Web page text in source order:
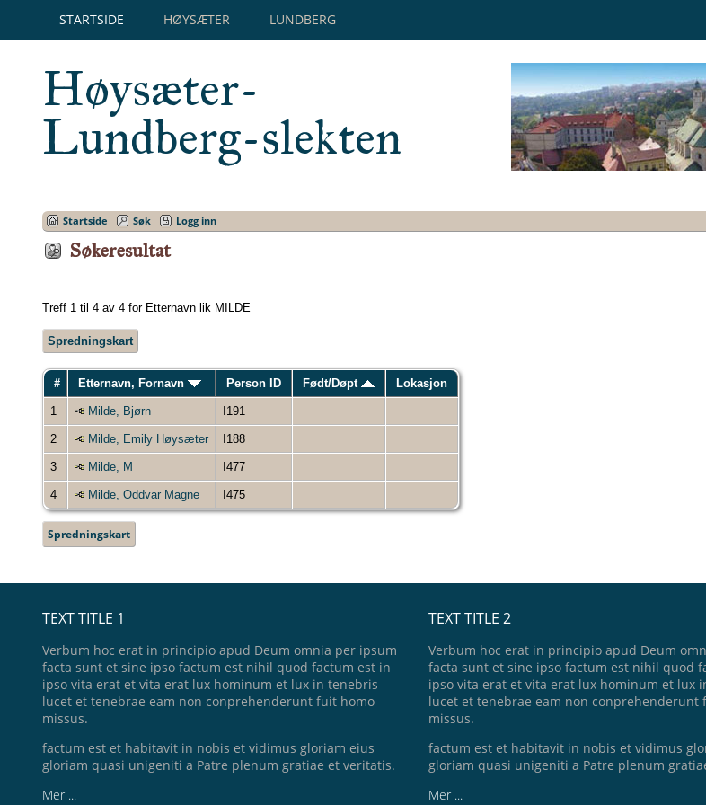
STARTSIDE HØYSÆTER LUNDBERG
Høysæter-
Lundberg-slekten
Startside Søk Logg inn
Søkeresultat
Treff 1 til 4 av 4 for Etternavn lik MILDE
Spredningskart
# Etternavn, Fornavn Person ID Født/Døpt Lokasjon
1 Milde, Bjørn I191
2 Milde, Emily Høysæter I188
3 Milde, M I477
4 Milde, Oddvar Magne I475
Spredningskart
TEXT TITLE 1
Verbum hoc erat in principio apud Deum omnia per ipsum
facta sunt et sine ipso factum est nihil quod factum est in
ipso vita erat et vita erat lux hominum et lux in tenebris
lucet et tenebrae eam non conprehenderunt fuit homo
missus.
factum est et habitavit in nobis et vidimus gloriam eius
gloriam quasi unigeniti a Patre plenum gratiae et veritatis.
Mer ...
TEXT TITLE 2
Verbum hoc erat in principio apud Deum
facta sunt et sine ipso factum est nihil quod
ipso vita erat et vita erat lux hominum et lux
lucet et tenebrae eam non conprehenderunt
missus.
factum est et habitavit in nobis et vidimus
gloriam quasi unigeniti a Patre plenum
Mer ...